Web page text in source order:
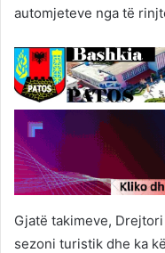
automjeteve nga të
Gjatë takimeve,
sezoni turistik dhe ka